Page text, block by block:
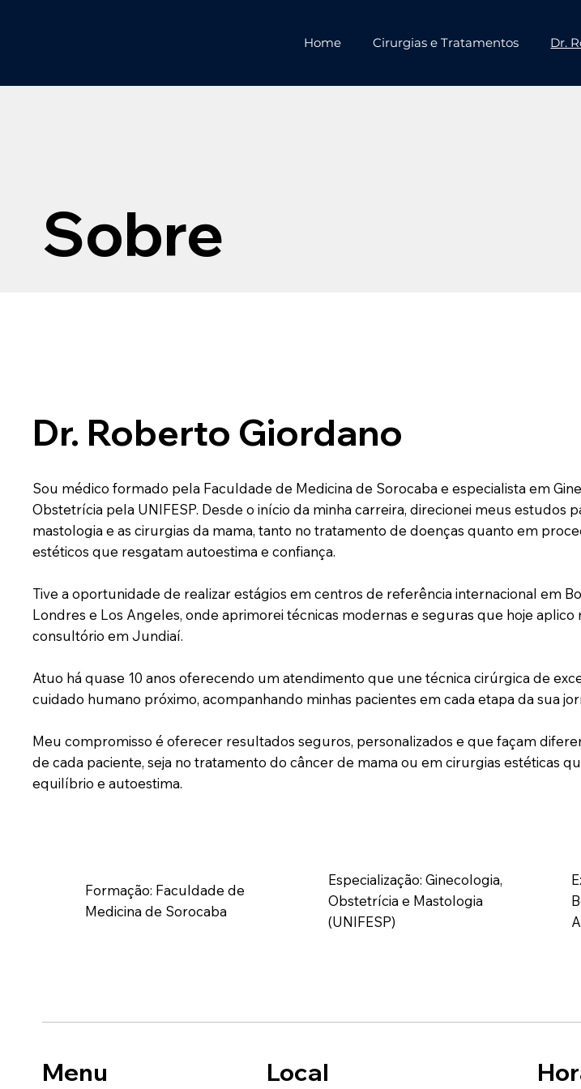
Dr. Roberto Giordano
Sou médico formado pela Faculdade de Medicina de Sorocaba e especialista em
Obstetrícia pela UNIFESP. Desde o início da minha carreira, direcionei meus estudos
mastologia e as cirurgias da mama, tanto no tratamento de doenças quanto em
estéticos que resgatam autoestima e confiança.
Tive a oportunidade de realizar estágios em centros de referência internacional em
Londres e Los Angeles, onde aprimorei técnicas modernas e seguras que hoje aplico
consultório em Jundiaí.
Atuo há quase 10 anos oferecendo um atendimento que une técnica cirúrgica de
cuidado humano próximo, acompanhando minhas pacientes em cada etapa da sua
Meu compromisso é oferecer resultados seguros, personalizados e que façam
de cada paciente, seja no tratamento do câncer de mama ou em cirurgias estéticas
equilíbrio e autoestima.
Formação: Faculdade de
Medicina de Sorocaba
Especialização: Ginecologia,
Obstetrícia e Mastologia
(UNIFESP)
Home Cirurgias e Tratamentos Dr.
Sobre
Menu Local